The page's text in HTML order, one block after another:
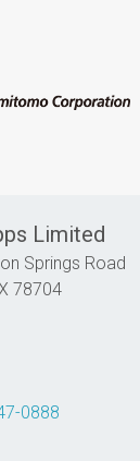
Limited
Springs Road
78704
0888